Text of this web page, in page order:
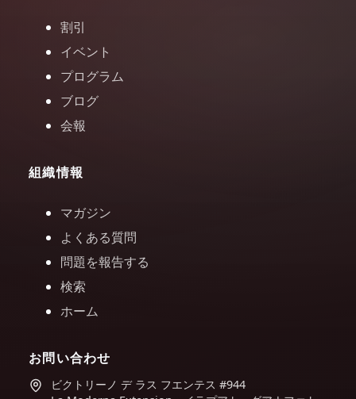
割引
イベント
プログラム
ブログ
会報
組織情報
マガジン
よくある質問
問題を報告する
検索
ホーム
お問い合わせ
ビクトリーノ デ ラス フエンテス #944